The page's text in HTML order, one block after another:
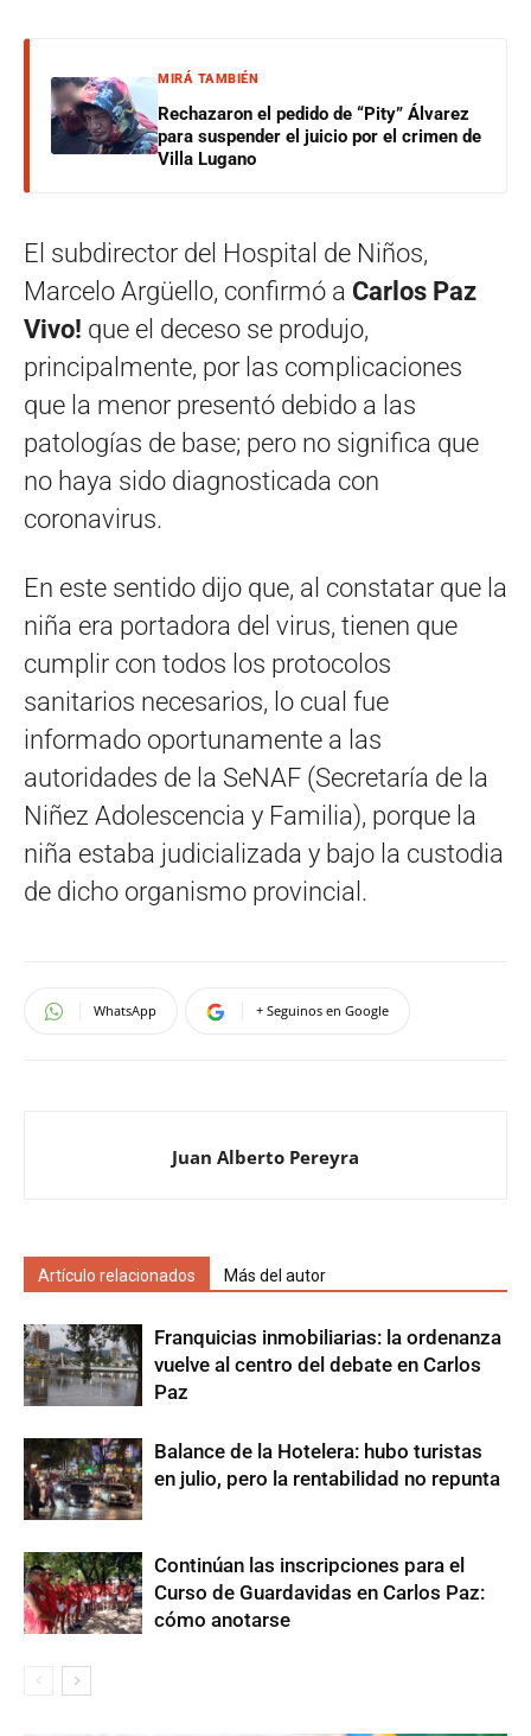
MIRÁ TAMBIÉN
Rechazaron el pedido de “Pity” Álvarez
para suspender el juicio por el crimen de
Villa Lugano
El subdirector del Hospital de Niños,
Marcelo Argüello, confirmó a Carlos Paz
Vivo! que el deceso se produjo,
principalmente, por las complicaciones
que la menor presentó debido a las
patologías de base; pero no significa que
no haya sido diagnosticada con
coronavirus.
En este sentido dijo que, al constatar que la
niña era portadora del virus, tienen que
cumplir con todos los protocolos
sanitarios necesarios, lo cual fue
informado oportunamente a las
autoridades de la SeNAF (Secretaría de la
Niñez Adolescencia y Familia), porque la
niña estaba judicializada y bajo la custodia
de dicho organismo provincial.
WhatsApp + Seguinos en Google
Juan Alberto Pereyra
Artículo relacionados Más del autor
Franquicias inmobiliarias: la ordenanza
vuelve al centro del debate en Carlos
Paz
Balance de la Hotelera: hubo turistas
en julio, pero la rentabilidad no repunta
Continúan las inscripciones para el
Curso de Guardavidas en Carlos Paz:
cómo anotarse